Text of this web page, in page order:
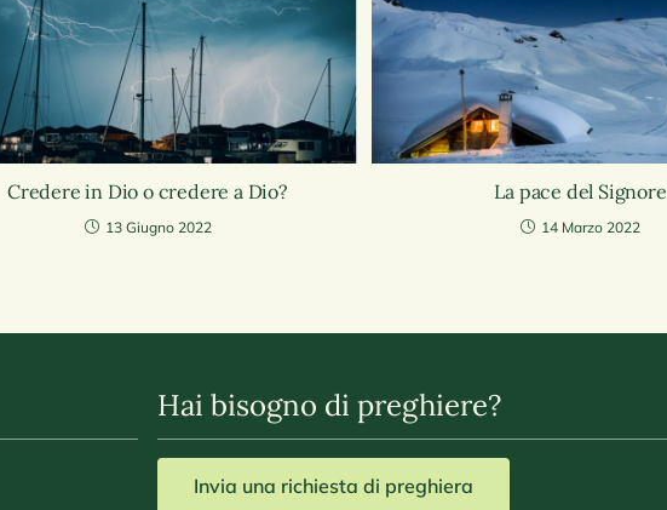
Credere in Dio o credere a Dio?
13 Giugno 2022
La pace del Signore
14 Marzo 2022
Hai bisogno di preghiere?
Invia una richiesta di preghiera